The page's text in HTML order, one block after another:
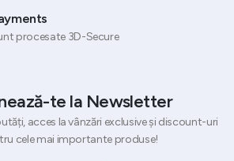
procesate 3D-Secure
te la Newsletter
acces la vânzări exclusive și discount-uri
cele mai importante produse!